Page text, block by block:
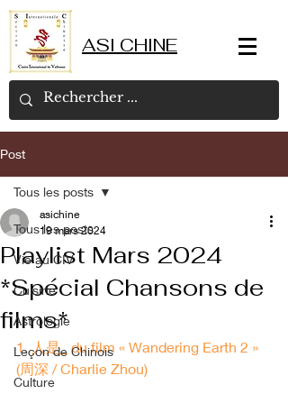
ASI CHINE
Post
Tous les posts
Vie au CIV
Cuisine
Astrologie
Leçon de Chinois
Culture
Tous les posts
Playlist Mars 2024
*Spécial Chansons de
films*
asichine
19 mars 2024
1. 人是_ du film « Wandering Earth 2 »
(周深 / Charlie Zhou)